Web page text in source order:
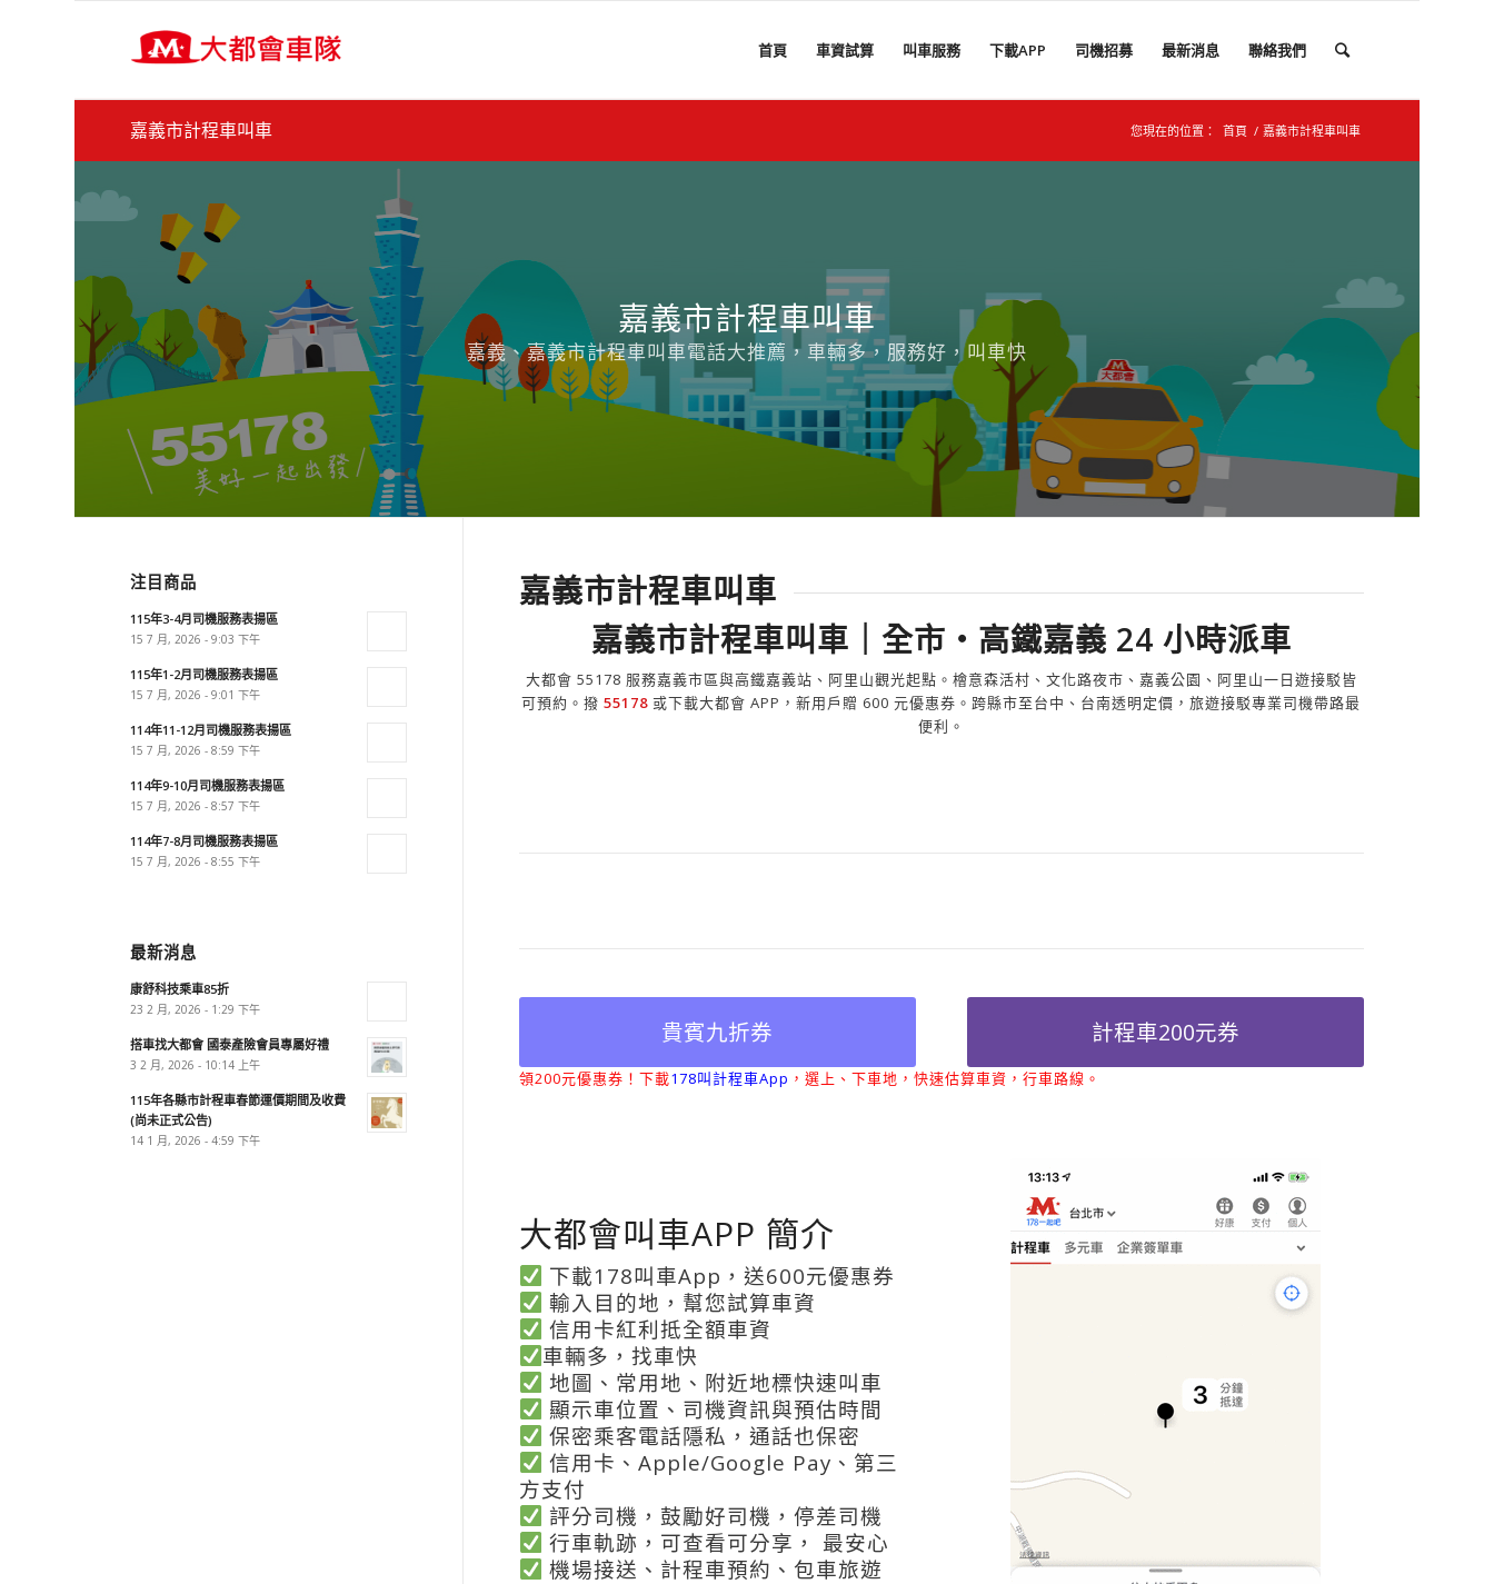
首頁 車資試算 叫車服務 下載APP 司機招募 最新消息 聯絡我們
嘉義市計程車叫車 您現在的位置： 首頁 / 嘉義市計程車叫車
嘉義市計程車叫車
嘉義、嘉義市計程車叫車電話大推薦，車輛多，服務好，叫車快
嘉義市計程車叫車
嘉義市計程車叫車｜全市・高鐵嘉義 24 小時派車
大都會 55178 服務嘉義市區與高鐵嘉義站、阿里山觀光起點。檜意森活村、文化路夜市、嘉義公園、阿里山一日遊接駁皆
可預約。撥55178 或下載大都會 APP，新用戶贈 600 元優惠券。跨縣市至台中、台南透明定價，旅遊接駁專業司機帶路最
便利。
貴賓九折券 計程車200元券
領200元優惠券！下載178叫計程車App ，選上、下車地，快速估算車資，行車路線。
大都會叫車APP 簡介
下載178叫車App，送600元優惠券
輸入目的地，幫您試算車資
信用卡紅利抵全額車資
車輛多，找車快
地圖、常用地、附近地標快速叫車
顯示車位置、司機資訊與預估時間
保密乘客電話隱私，通話也保密
信用卡、Apple/Google Pay、第三
方支付
評分司機，鼓勵好司機，停差司機
行車軌跡，可查看可分享， 最安心
機場接送、計程車預約、包車旅遊
注目商品
115年3-4月司機服務表揚區
15 7 月, 2026 - 9:03 下午
115年1-2月司機服務表揚區
15 7 月, 2026 - 9:01 下午
114年11-12月司機服務表揚區
15 7 月, 2026 - 8:59 下午
114年9-10月司機服務表揚區
15 7 月, 2026 - 8:57 下午
114年7-8月司機服務表揚區
15 7 月, 2026 - 8:55 下午
最新消息
康舒科技乘車85折
23 2 月, 2026 - 1:29 下午
搭車找大都會 國泰產險會員專屬好禮
3 2 月, 2026 - 10:14 上午
115年各縣市計程車春節運價期間及收費
(尚未正式公告)
14 1 月, 2026 - 4:59 下午